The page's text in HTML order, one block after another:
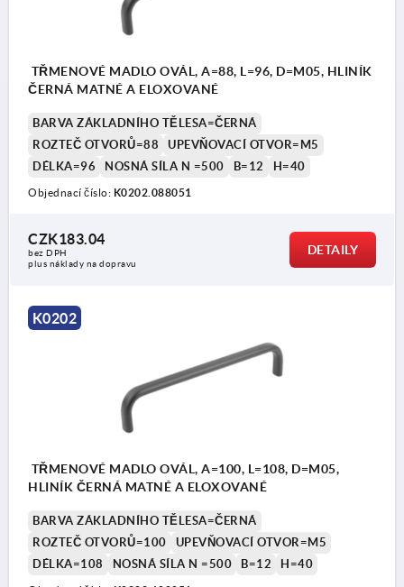
TŘMENOVÉ MADLO OVÁL, A=88, L=96, D=M05, HLINÍK
ČERNÁ MATNÉ A ELOXOVANÉ
BARVA ZÁKLADNÍHO TĚLESA=ČERNÁ
ROZTEČ OTVORŮ=88
UPEVŇOVACÍ OTVOR=M5
DÉLKA=96
NOSNÁ SÍLA N =500 B=12 H=40
Objednací číslo: K0202.088051
CZK183.04
bez DPH
plus náklady na dopravu
DETAILY
K0202
TŘMENOVÉ MADLO OVÁL, A=100, L=108, D=M05,
HLINÍK ČERNÁ MATNÉ A ELOXOVANÉ
BARVA ZÁKLADNÍHO TĚLESA=ČERNÁ
ROZTEČ OTVORŮ=100
UPEVŇOVACÍ OTVOR=M5
DÉLKA=108
NOSNÁ SÍLA N =500 B=12 H=40